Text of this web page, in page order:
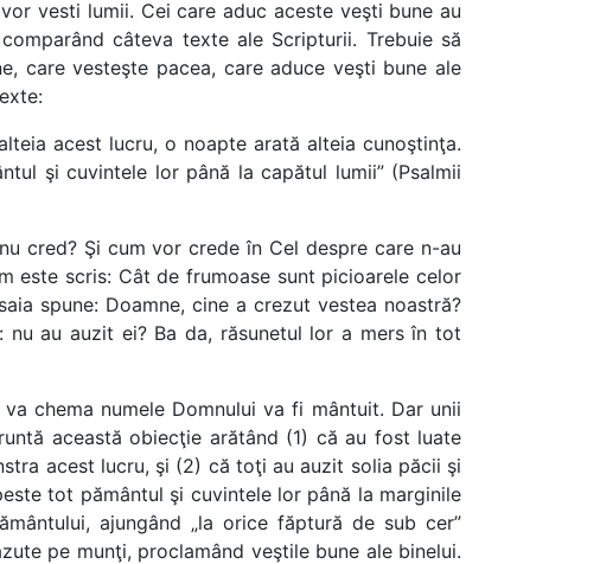
vesti lumii. Cei care aduc aceste veşti bune au
câteva texte ale Scripturii. Trebuie să
care vesteşte pacea, care aduce veşti bune ale
acest lucru, o noapte arată alteia cunoştinţa.
şi cuvintele lor până la capătul lumii” (Psalmii
cred? Şi cum vor crede în Cel despre care n-au
este scris: Cât de frumoase sunt picioarele celor
spune: Doamne, cine a crezut vestea noastră?
nu au auzit ei? Ba da, răsunetul lor a mers în tot
chema numele Domnului va fi mântuit. Dar unii
această obiecţie arătând (1) că au fost luate
acest lucru, şi (2) că toţi au auzit solia păcii şi
tot pământul şi cuvintele lor până la marginile
ajungând „la orice făptură de sub cer”
pe munţi, proclamând veştile bune ale binelui.